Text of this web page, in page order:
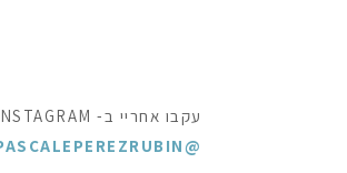
עקבו אחריי ב- INSTAGRAM
@PASCALEPEREZRUBIN